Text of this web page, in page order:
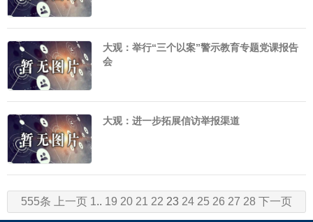
大观：举行“三个以案”警示教育专题党课报告
会
大观：进一步拓展信访举报渠道
555条 上一页 1.. 19 20 21 22 23 24 25 26 27 28 下一页